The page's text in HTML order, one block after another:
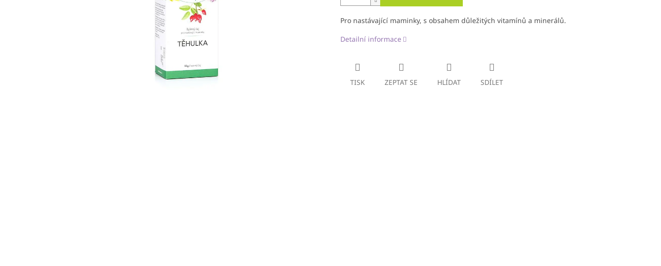
Pro nastávající maminky, s obsahem důležitých vitamínů a minerálů.
Detailní informace
TISK ZEPTAT SE HLÍDAT SDÍLET